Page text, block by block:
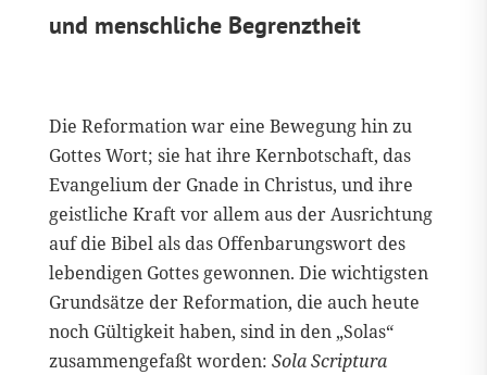
und menschliche Begrenztheit
Die Reformation war eine Bewegung hin zu
Gottes Wort; sie hat ihre Kernbotschaft, das
Evangelium der Gnade in Christus, und ihre
geistliche Kraft vor allem aus der Ausrichtung
auf die Bibel als das Offenbarungswort des
lebendigen Gottes gewonnen. Die wichtigsten
Grundsätze der Reformation, die auch heute
noch Gültigkeit haben, sind in den „Solas“
zusammengefaßt worden: Sola Scriptura